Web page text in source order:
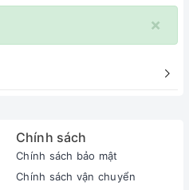
×
Chính sách
Chính sách bảo mật
Chính sách vận chuyển